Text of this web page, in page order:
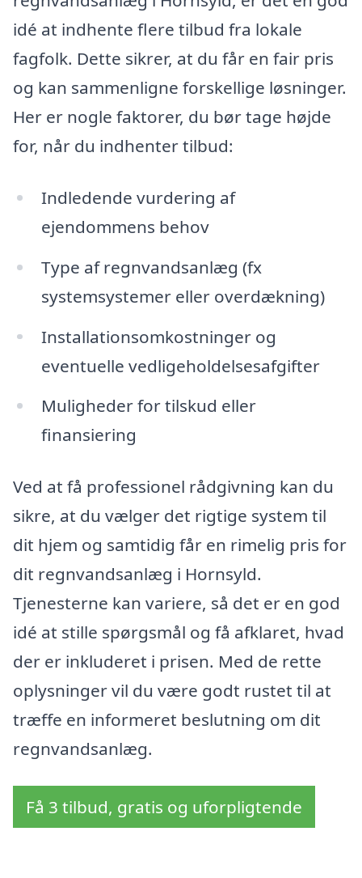
idé at indhente flere tilbud fra lokale
fagfolk. Dette sikrer, at du får en fair pris
og kan sammenligne forskellige løsninger.
Her er nogle faktorer, du bør tage højde
for, når du indhenter tilbud:
Indledende vurdering af
ejendommens behov
Type af regnvandsanlæg (fx
systemsystemer eller overdækning)
Installationsomkostninger og
eventuelle vedligeholdelsesafgifter
Muligheder for tilskud eller
finansiering
Ved at få professionel rådgivning kan du
sikre, at du vælger det rigtige system til
dit hjem og samtidig får en rimelig pris for
dit regnvandsanlæg i Hornsyld.
Tjenesterne kan variere, så det er en god
idé at stille spørgsmål og få afklaret, hvad
der er inkluderet i prisen. Med de rette
oplysninger vil du være godt rustet til at
træffe en informeret beslutning om dit
regnvandsanlæg.
Få 3 tilbud, gratis og uforpligtende